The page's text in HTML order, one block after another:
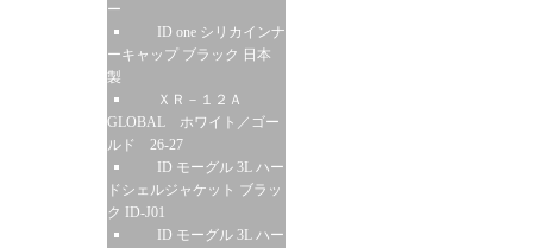
ー
ID one シリカインナ
ーキャップ ブラック 日本
製
ＸＲ－１２Ａ
GLOBAL ホワイト／ゴー
ルド 26-27
ID モーグル 3L ハー
ドシェルジャケット ブラッ
ク ID-J01
ID モーグル 3L ハー